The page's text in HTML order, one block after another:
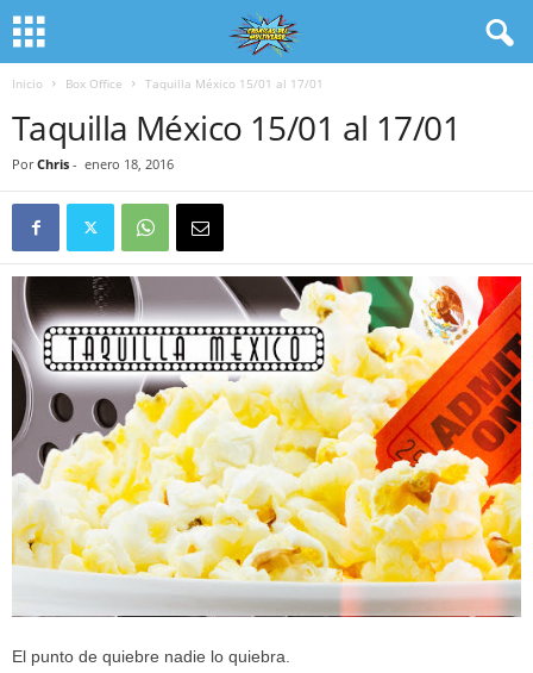
Inicio Box Office Taquilla México 15/01 al 17/01
Taquilla México 15/01 al 17/01
Por Chris - enero 18, 2016
El punto de quiebre nadie lo quiebra.